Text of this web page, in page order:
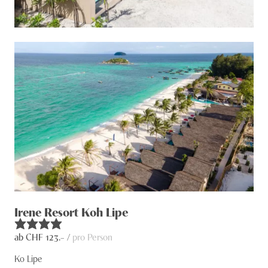
Irene Resort Koh Lipe
ab CHF123.– / pro Person
Ko Lipe